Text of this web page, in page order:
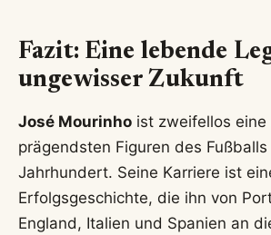
Fazit: Eine lebende
ungewisser Zukunft
José Mourinho ist zweifellos eine
prägendsten Figuren des Fußballs
Jahrhundert. Seine Karriere ist
Erfolgsgeschichte, die ihn von
England, Italien und Spanien an